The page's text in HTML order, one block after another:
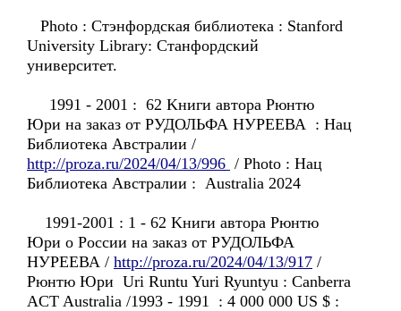
Photo : Стэнфордская библиотека : Stanford
University Library: Стaнфордский
университет.
1991 - 2001 : 62 Kниги автора Рюнтю
Юри нa зaказ oт РУДОЛЬФА НУРЕЕВА : Нац
Библиотекa Австралии /
http://proza.ru/2024/04/13/996 / Photo : Нац
Библиотекa Австралии : Australia 2024
1991-2001 : 1 - 62 Kниги автора Рюнтю
Юри o России нa зaказ oт РУДОЛЬФА
НУРЕЕВА / http://proza.ru/2024/04/13/917 /
Рюнтю Юри Uri Runtu Yuri Ryuntyu : Canberra
ACT Australia /1993 - 1991 : 4 000 000 US $ :